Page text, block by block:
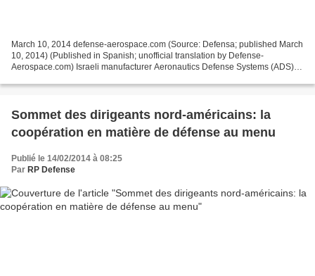
March 10, 2014 defense-aerospace.com (Source: Defensa; published March
10, 2014) (Published in Spanish; unofficial translation by Defense-
Aerospace.com) Israeli manufacturer Aeronautics Defense Systems (ADS)
Sommet des dirigeants nord-américains: la
coopération en matière de défense au menu
Publié le 14/02/2014 à 08:25
Par RP Defense